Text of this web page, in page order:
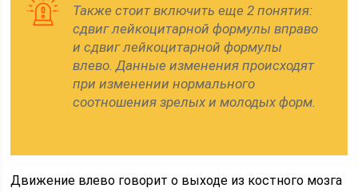
Также стоит включить еще 2 понятия:
сдвиг лейкоцитарной формулы вправо
и сдвиг лейкоцитарной формулы
влево. Данные изменения происходят
при изменении нормального
соотношения зрелых и молодых форм.
Движение влево говорит о выходе из костного мозга